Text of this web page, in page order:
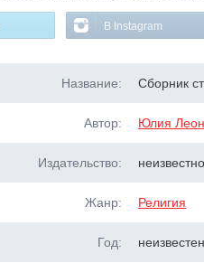
В Instagram
Название: Сборник
Автор: Юлия
Издательство: неизвестно
Жанр: Религия
Год: неизвестен